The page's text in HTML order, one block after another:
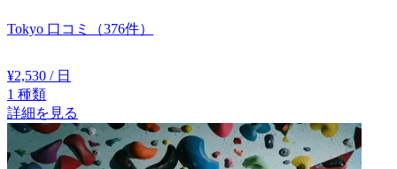
Tokyo 口コミ（376件）
¥2,530 / 日
1 種類
詳細を見る